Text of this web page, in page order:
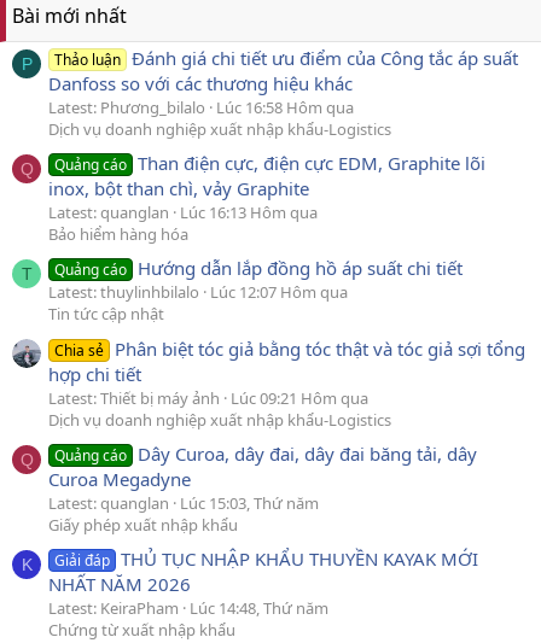
Bài mới nhất
P Thảo luận Đánh giá chi tiết ưu điểm của Công tắc áp suất
Danfoss so với các thương hiệu khác
Latest: Phương_bilalo
Lúc 16:58 Hôm qua
Dịch vụ doanh nghiệp xuất nhập khẩu-Logistics
Q Quảng cáo Than điện cực, điện cực EDM, Graphite lõi
inox, bột than chì, vảy Graphite
Latest: quanglan
Lúc 16:13 Hôm qua
Bảo hiểm hàng hóa
T Quảng cáo Hướng dẫn lắp đồng hồ áp suất chi tiết
Latest: thuylinhbilalo
Lúc 12:07 Hôm qua
Tin tức cập nhật
Chia sẻ Phân biệt tóc giả bằng tóc thật và tóc giả sợi tổng
hợp chi tiết
Latest: Thiết bị máy ảnh
Lúc 09:21 Hôm qua
Dịch vụ doanh nghiệp xuất nhập khẩu-Logistics
Q Quảng cáo Dây Curoa, dây đai, dây đai băng tải, dây
Curoa Megadyne
Latest: quanglan
Lúc 15:03, Thứ năm
Giấy phép xuất nhập khẩu
K Giải đáp THỦ TỤC NHẬP KHẨU THUYỀN KAYAK MỚI
NHẤT NĂM 2026
Latest: KeiraPham
Lúc 14:48, Thứ năm
Chứng từ xuất nhập khẩu